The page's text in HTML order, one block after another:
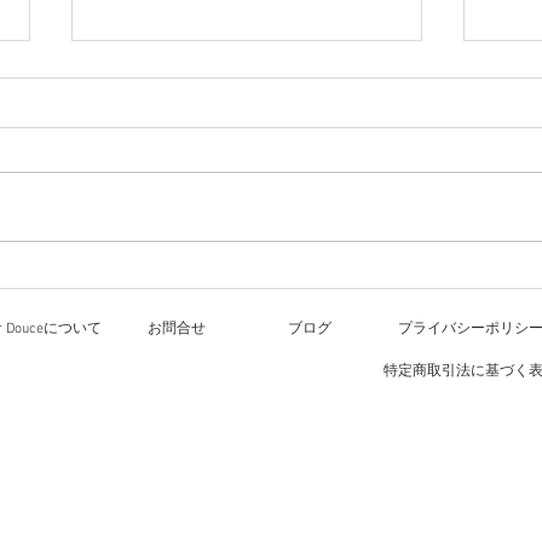
ワ
8月4
化祭
す。
すが
Douceについて お問合せ ブログ プライバシーポリシー
特定商取引法に基づく